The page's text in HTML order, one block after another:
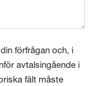
förfrågan och, i
avtalsingående i
fält måste